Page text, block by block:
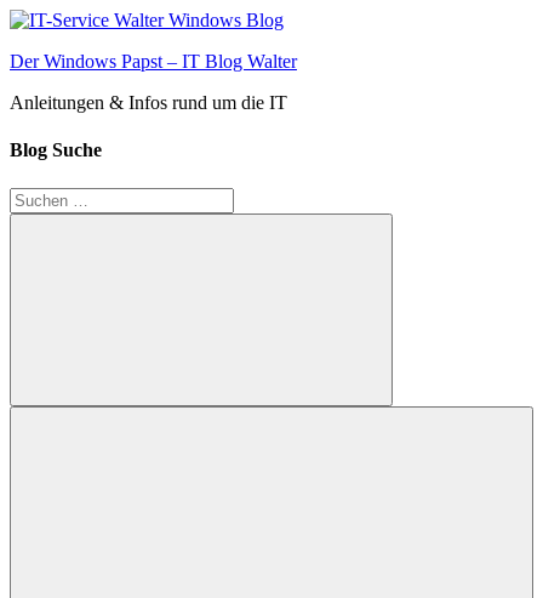
Zum
springen
Der Windows Papst – IT Blog Walter
Anleitungen & Infos rund um die IT
Blog Suche
Suchen
nach:
Suchen